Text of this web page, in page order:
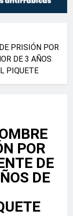
PRISIÓN POR
DE 3 AÑOS
PIQUETE
POR
DE
DE